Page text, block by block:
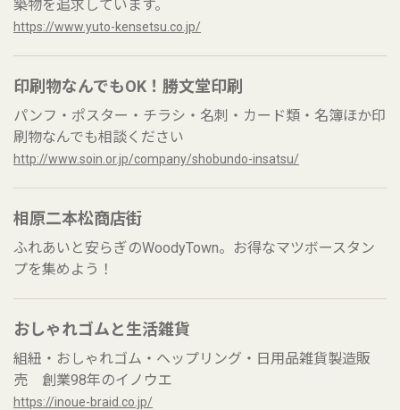
築物を追求しています。
https://www.yuto-kensetsu.co.jp/
印刷物なんでもOK！勝文堂印刷
パンフ・ポスター・チラシ・名刺・カード類・名簿ほか印
刷物なんでも相談ください
http://www.soin.or.jp/company/shobundo-insatsu/
相原二本松商店街
ふれあいと安らぎのWoodyTown。お得なマツボースタン
プを集めよう！
おしゃれゴムと生活雑貨
組紐・おしゃれゴム・ヘップリング・日用品雑貨製造販
売 創業98年のイノウエ
https://inoue-braid.co.jp/